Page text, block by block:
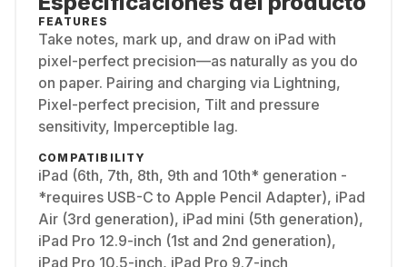
FEATURES
Take notes, mark up, and draw on iPad with
pixel-perfect precision—as naturally as you do
on paper. Pairing and charging via Lightning,
Pixel-perfect precision, Tilt and pressure
sensitivity, Imperceptible lag.
COMPATIBILITY
iPad (6th, 7th, 8th, 9th and 10th* generation -
*requires USB-C to Apple Pencil Adapter), iPad
Air (3rd generation), iPad mini (5th generation),
iPad Pro 12.9-inch (1st and 2nd generation),
iPad Pro 10.5-inch, iPad Pro 9.7-inch